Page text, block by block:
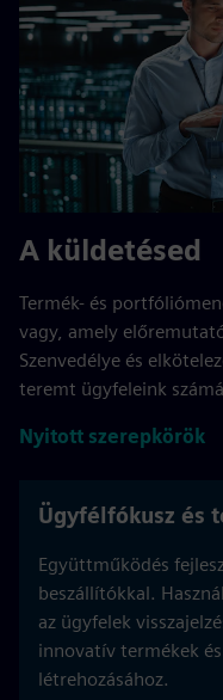
A küldetésed
Termék- és
vagy, amely
Szenvedélye és
teremt ügyfeleink
Nyitott szerepkörök
Ügyfélfókusz és
Együttműködés
beszállítókkal.
az ügyfelek
innovatív termékek
létrehozásához.